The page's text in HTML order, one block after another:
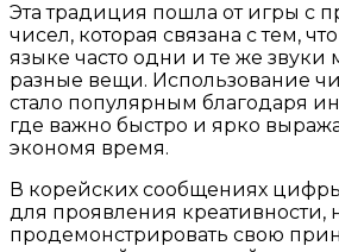
Эта традиция пошла от игры с
чисел, которая связана с тем,
языке часто одни и те же звуки
разные вещи. Использование
стало популярным благодаря
где важно быстро и ярко
экономя время.
В корейских сообщениях
для проявления креативности,
продемонстрировать свою